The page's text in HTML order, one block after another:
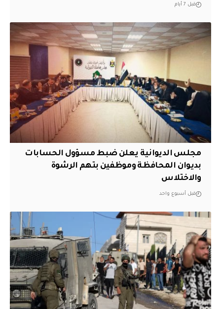
قبل 7 أيام
مجلس الديوانية يعلن ضبط مسؤول الحسابات
بديوان المحافظة وموظفين بتهم الرشوة
والاختلاس
قبل أسبوع واحد